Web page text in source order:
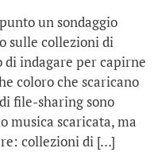
un sondaggio
sulle collezioni di
indagare per capirne
coloro che scaricano
file-sharing sono
musica scaricata, ma
collezioni di […]